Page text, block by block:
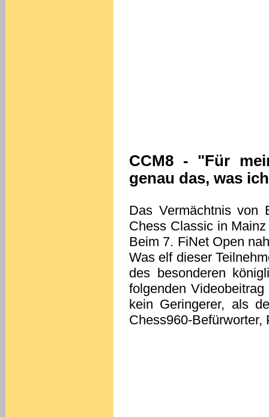
CCM8 - "Für
genau das, was
Das Vermächtnis von
Chess Classic in
Beim 7. FiNet Open
Was elf dieser
des besonderen
folgenden
kein Geringerer, als
Chess960-Befürworter,